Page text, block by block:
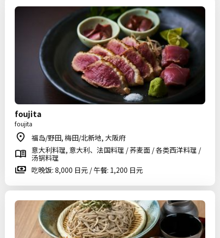
foujita
foujita
福岛/野田, 梅田/北新地, 大阪府
意大利料理, 意大利、法国料理 / 荞麦面 / 各类西洋料理 /
汤锅料理
吃晚饭: 8,000 日元 / 午餐: 1,200 日元